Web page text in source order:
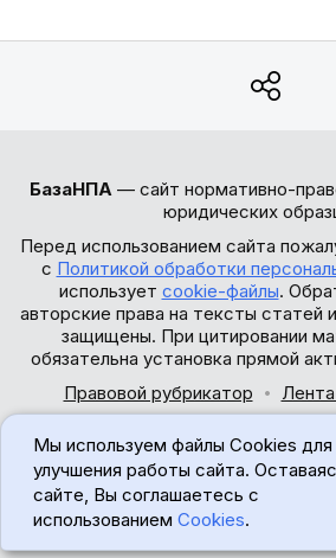
БазаНПА — сайт нормативно-
юридических
Перед использованием сайта
с Политикой обработки
использует cookie-файлы.
авторские права на тексты
защищены. При цитировании
обязательна установка прямой
Правовой рубрикатор
© 2017-2026
18+
Мы используем файлы Cookies для
улучшения работы сайта.
сайте, Вы соглашаетесь с
использованием Cookies.